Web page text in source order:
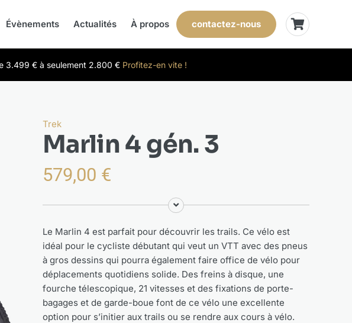
Évènements Actualités À propos contactez-nous
3.499 € à seulement 2.800 € Profitez-en vite !
Trek
Marlin 4 gén. 3
579,00 €
Le Marlin 4 est parfait pour découvrir les trails. Ce vélo est
idéal pour le cycliste débutant qui veut un VTT avec des pneus
à gros dessins qui pourra également faire office de vélo pour
déplacements quotidiens solide. Des freins à disque, une
fourche télescopique, 21 vitesses et des fixations de porte-
bagages et de garde-boue font de ce vélo une excellente
option pour s’initier aux trails ou se rendre aux cours à vélo.